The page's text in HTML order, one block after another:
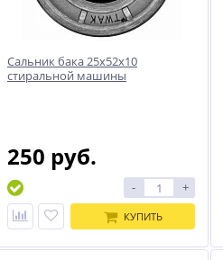
Сальник бака 25x52x10
стиральной машины
250 руб.
- +
КУПИТЬ